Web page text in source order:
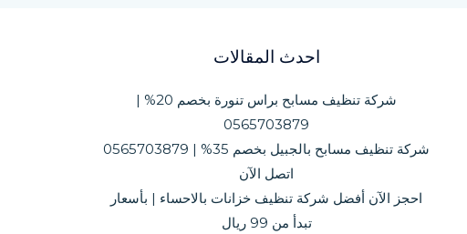
احدث المقالات
شركة تنظيف مسابح براس تنورة بخصم 20% |
0565703879
شركة تنظيف مسابح بالجبيل بخصم 35% | 0565703879
اتصل الآن
احجز الآن أفضل شركة تنظيف خزانات بالاحساء | بأسعار
تبدأ من 99 ريال